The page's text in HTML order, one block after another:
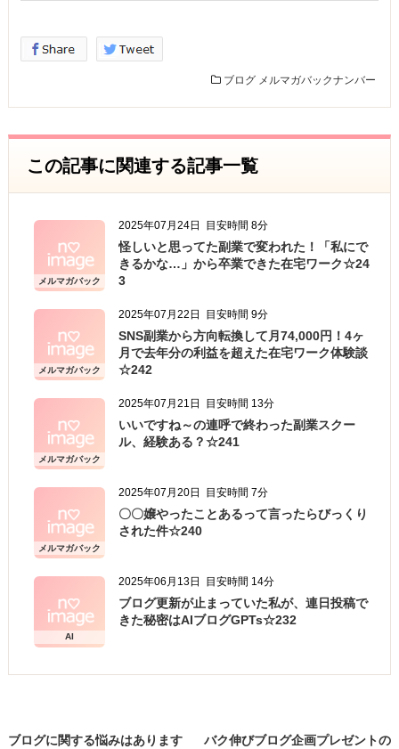
社会的責任であると考え、個人情報の保護に努め
ることをお約束いたします。
生年月日、性別、電話番号、
電子メールアドレス、職業、勤務先等、特定の個
人を識別し得る情報をいいます。
個人情報の収集・利用
当方は、以下の目的のため、その範囲内において
のみ、個人情報を収集・利用いたします。当方に
提供によるものであり、お客様が個人情報を提供
された場合は、当方が本方針に則って個人情報を
利用することをお客様が許諾したものとします。
・ご注文された当方の商品をお届けするうえで必
要な業務
・新商品の案内などお客様に有益かつ必要と思わ
れる情報の提供
・業務遂行上で必要となる当方からの問い合わ
せ、確認、および
サービス向上のための意見収集
・各種のお問い合わせ対応
個人情報の第三者提供
当方は、法令に基づく場合等正当な理由によらな
ブログ メルマガバックナンバー
この記事に関連する記事一覧
メルマガバック
ナンバー
2025年07月24日 目安時間 8分
怪しいと思ってた副業で変われた！「私にで
きるかな…」から卒業できた在宅ワーク☆24
3
メルマガバック
ナンバー
2025年07月22日 目安時間 9分
SNS副業から方向転換して月74,000円！4ヶ
月で去年分の利益を超えた在宅ワーク体験談
☆242
メルマガバック
ナンバー
2025年07月21日 目安時間 13分
いいですね～の連呼で終わった副業スクー
ル、経験ある？☆241
メルマガバック
ナンバー
2025年07月20日 目安時間 7分
〇〇嬢やったことあるって言ったらびっくり
された件☆240
AI
2025年06月13日 目安時間 14分
ブログ更新が止まっていた私が、連日投稿で
きた秘密はAIブログGPTs☆232
ブログに関する悩みはあります
バク伸びブログ企画プレゼントの